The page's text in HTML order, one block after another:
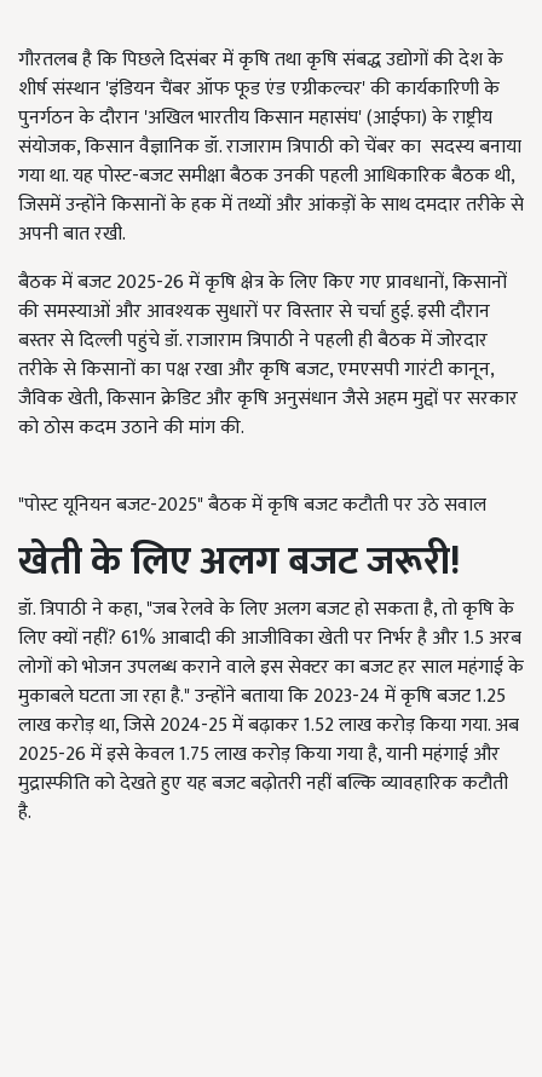
गौरतलब है कि पिछले दिसंबर में कृषि तथा कृषि संबद्ध उद्योगों की देश के
शीर्ष संस्थान 'इंडियन चैंबर ऑफ फूड एंड एग्रीकल्चर' की कार्यकारिणी के
पुनर्गठन के दौरान 'अखिल भारतीय किसान महासंघ' (आईफा) के राष्ट्रीय
संयोजक, किसान वैज्ञानिक डॉ. राजाराम त्रिपाठी को चेंबर का सदस्य बनाया
गया था. यह पोस्ट-बजट समीक्षा बैठक उनकी पहली आधिकारिक बैठक थी,
जिसमें उन्होंने किसानों के हक में तथ्यों और आंकड़ों के साथ दमदार तरीके से
अपनी बात रखी.
बैठक में बजट 2025-26 में कृषि क्षेत्र के लिए किए गए प्रावधानों, किसानों
की समस्याओं और आवश्यक सुधारों पर विस्तार से चर्चा हुई. इसी दौरान
बस्तर से दिल्ली पहुंचे डॉ. राजाराम त्रिपाठी ने पहली ही बैठक में जोरदार
तरीके से किसानों का पक्ष रखा और कृषि बजट, एमएसपी गारंटी कानून,
जैविक खेती, किसान क्रेडिट और कृषि अनुसंधान जैसे अहम मुद्दों पर सरकार
को ठोस कदम उठाने की मांग की.
"पोस्ट यूनियन बजट-2025" बैठक में कृषि बजट कटौती पर उठे सवाल
खेती के लिए अलग बजट जरूरी!
डॉ. त्रिपाठी ने कहा, "जब रेलवे के लिए अलग बजट हो सकता है, तो कृषि के
लिए क्यों नहीं? 61% आबादी की आजीविका खेती पर निर्भर है और 1.5 अरब
लोगों को भोजन उपलब्ध कराने वाले इस सेक्टर का बजट हर साल महंगाई के
मुकाबले घटता जा रहा है." उन्होंने बताया कि 2023-24 में कृषि बजट 1.25
लाख करोड़ था, जिसे 2024-25 में बढ़ाकर 1.52 लाख करोड़ किया गया. अब
2025-26 में इसे केवल 1.75 लाख करोड़ किया गया है, यानी महंगाई और
मुद्रास्फीति को देखते हुए यह बजट बढ़ोतरी नहीं बल्कि व्यावहारिक कटौती
है.